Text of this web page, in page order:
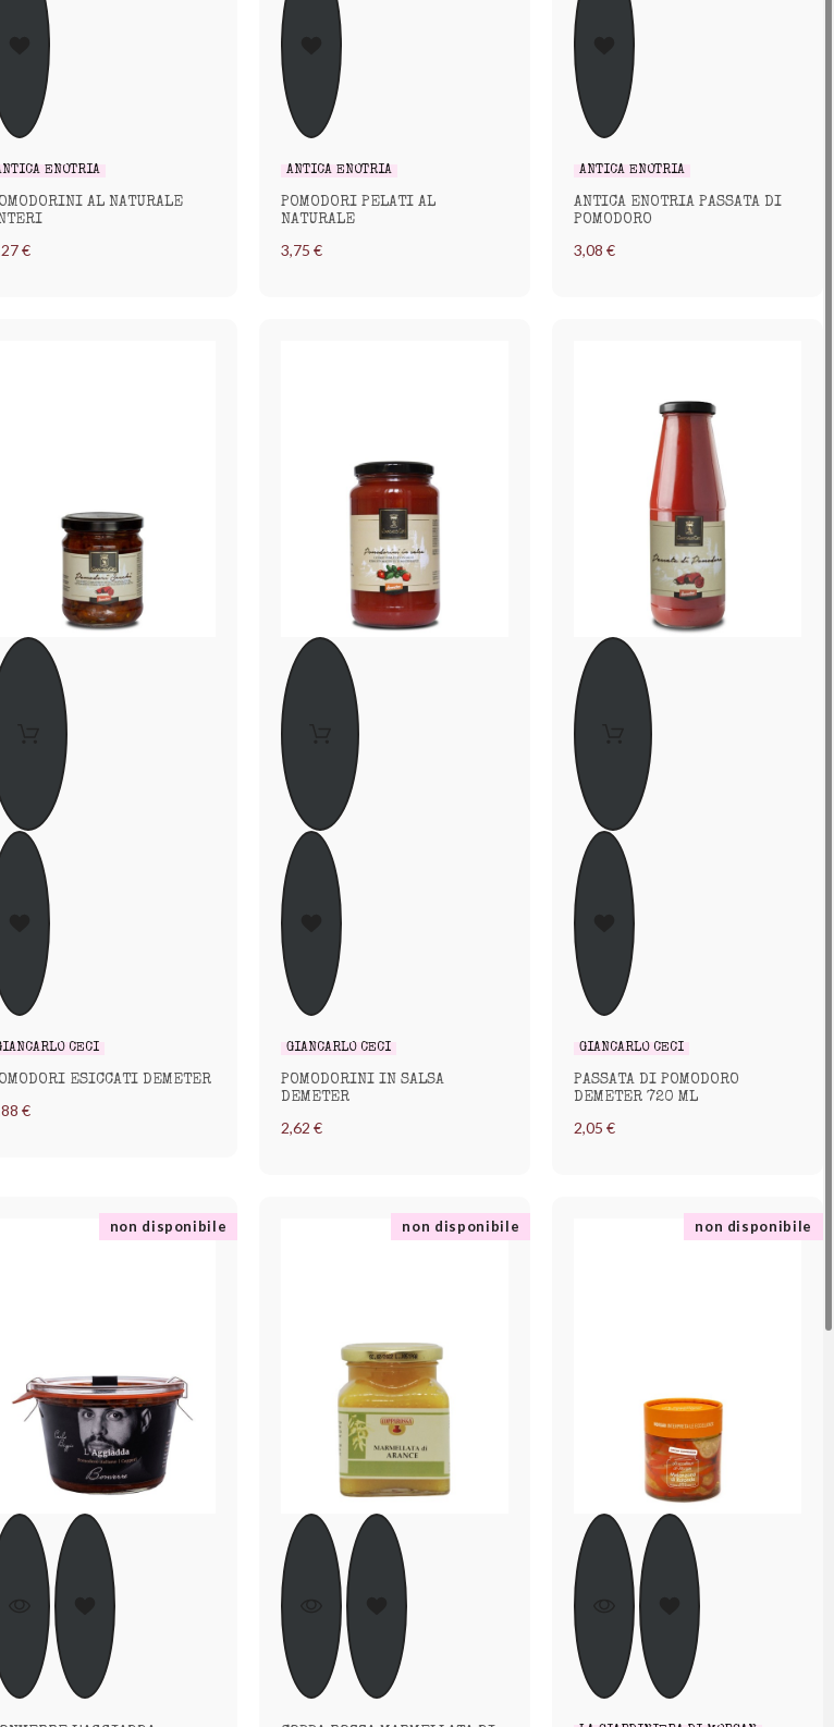
ENOTRIA
AL NATURALE
€
ANTICA ENOTRIA
POMODORI PELATI AL
NATURALE
3,75 €
ANTICA ENOTRIA
ANTICA ENOTRIA PASSATA DI
POMODORO
3,08 €
CECI
ESICCATI DEMETER
€
GIANCARLO CECI
POMODORINI IN SALSA
DEMETER
2,62 €
GIANCARLO CECI
PASSATA DI POMODORO
DEMETER 720 ML
2,05 €
non disponibile non disponibile non disponibile